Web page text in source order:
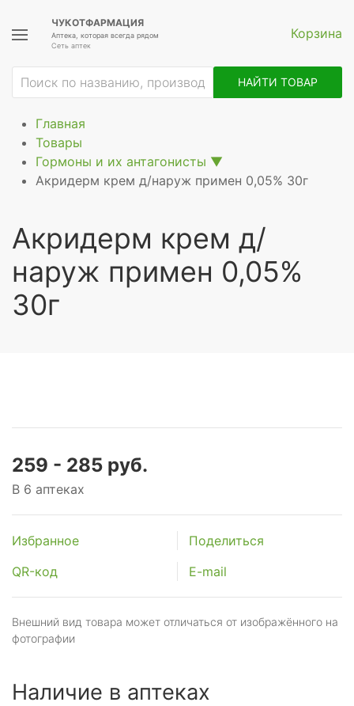
ЧУКОТФАРМАЦИЯ
Аптека, которая всегда рядом
Сеть аптек
Корзина
НАЙТИ ТОВАР
Главная
Товары
Гормоны и их антагонисты ▼
Акридерм крем д/наруж примен 0,05% 30г
Акридерм крем д/
наруж примен 0,05%
30г
259 - 285 руб.
В 6 аптеках
Избранное
Поделиться
QR-код
E-mail
Внешний вид товара может отличаться от изображённого на
фотографии
Наличие в аптеках